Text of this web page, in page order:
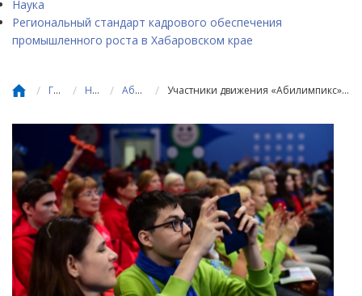
Наука
Региональный стандарт кадрового обеспечения
промышленного роста в Хабаровском крае
/ Главная / Новости / Абилимпикс / Участники движения «Абилимпикс» могут присоединиться к проекту «Лига экскурсоводов»